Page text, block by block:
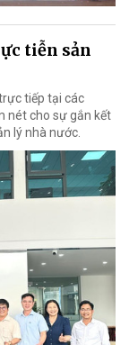
tiễn sản
tiếp tại các
nét cho sự gắn kết
lý nhà nước.